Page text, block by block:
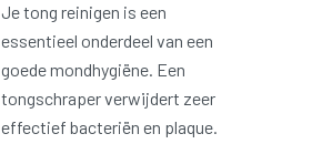
Je tong reinigen is een
essentieel onderdeel van een
goede mondhygiëne. Een
tongschraper verwijdert zeer
effectief bacteriën en plaque.